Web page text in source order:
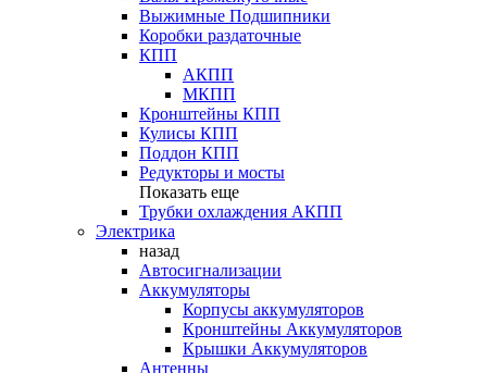
Выжимные Подшипники
Коробки раздаточные
КПП
АКПП
МКПП
Кронштейны КПП
Кулисы КПП
Поддон КПП
Редукторы и мосты
Показать еще
Трубки охлаждения АКПП
Электрика
назад
Автосигнализации
Аккумуляторы
Корпусы аккумуляторов
Кронштейны Аккумуляторов
Крышки Аккумуляторов
Антенны